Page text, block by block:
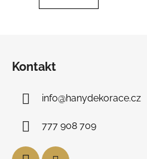
Kontakt
info@hanydekorace.cz
777 908 709